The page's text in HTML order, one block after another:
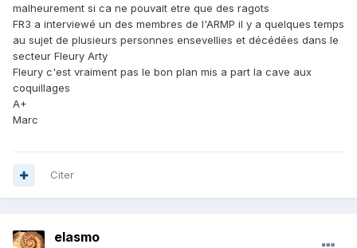
malheurement si ca ne pouvait etre que des ragots
FR3 a interviewé un des membres de l'ARMP il y a quelques temps
au sujet de plusieurs personnes ensevellies et décédées dans le
secteur Fleury Arty
Fleury c'est vraiment pas le bon plan mis a part la cave aux
coquillages
A+
Marc
Citer
elasmo